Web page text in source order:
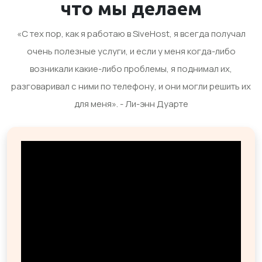
что мы делаем
«С тех пор, как я работаю в SiveHost, я всегда получал
очень полезные услуги, и если у меня когда-либо
возникали какие-либо проблемы, я поднимал их,
разговаривал с ними по телефону, и они могли решить их
для меня». - Ли-энн Дуарте